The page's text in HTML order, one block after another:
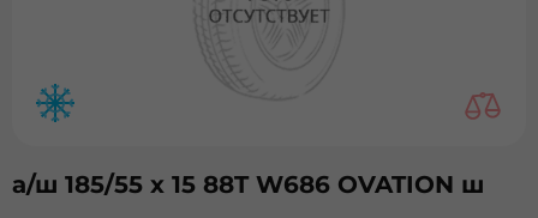
а/ш 185/55 х 15 88T W686 OVATION ш